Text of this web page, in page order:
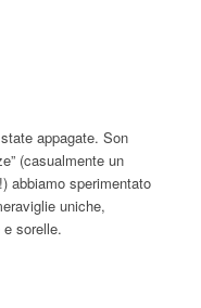
appagate. Son
(casualmente un
abbiamo sperimentato
uniche,
sorelle.